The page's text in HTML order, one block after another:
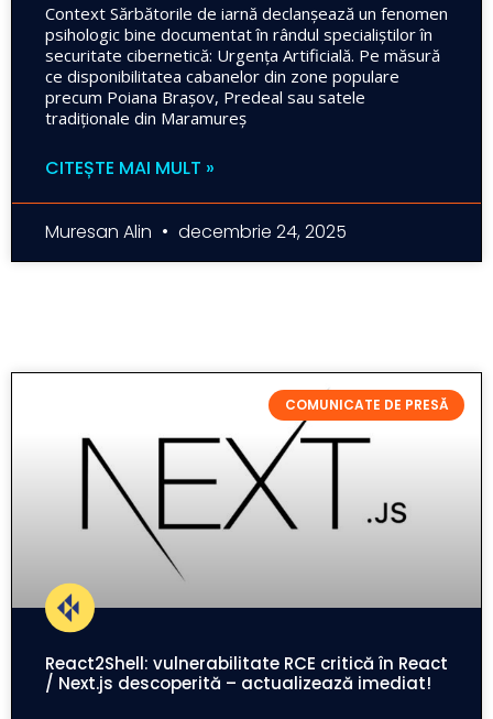
Context Sărbătorile de iarnă declanșează un fenomen
psihologic bine documentat în rândul specialiștilor în
securitate cibernetică: Urgența Artificială. Pe măsură
ce disponibilitatea cabanelor din zone populare
precum Poiana Brașov, Predeal sau satele
tradiționale din Maramureș
CITEȘTE MAI MULT »
Muresan Alin decembrie 24, 2025
COMUNICATE DE PRESĂ
React2Shell: vulnerabilitate RCE critică în React
/ Next.js descoperită – actualizează imediat!